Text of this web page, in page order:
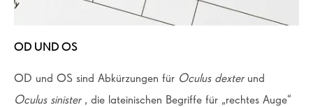
OD UND OS
OD und OS sind Abkürzungen für Oculus dexter und
Oculus sinister , die lateinischen Begriffe für „rechtes Auge“